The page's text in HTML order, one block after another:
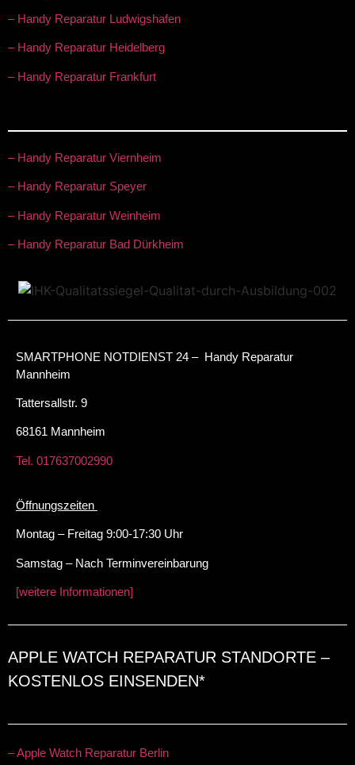
– Handy Reparatur Ludwigshafen
– Handy Reparatur Heidelberg
– Handy Reparatur Frankfurt
– Handy Reparatur Viernheim
– Handy Reparatur Speyer
– Handy Reparatur Weinheim
– Handy Reparatur Bad Dürkheim
SMARTPHONE NOTDIENST 24 – Handy Reparatur
Mannheim
Tattersallstr. 9
68161 Mannheim
Tel. 017637002990
Öffnungszeiten
Montag – Freitag 9:00-17:30 Uhr
Samstag – Nach Terminvereinbarung
[weitere Informationen]
APPLE WATCH REPARATUR STANDORTE –
KOSTENLOS EINSENDEN*
– Apple Watch Reparatur Berlin